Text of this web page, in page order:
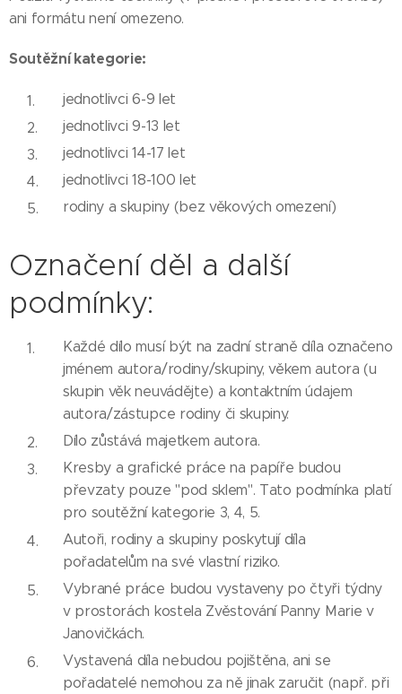
ani formátu není omezeno.
Soutěžní kategorie:
jednotlivci 6-9 let
jednotlivci 9-13 let
jednotlivci 14-17 let
jednotlivci 18-100 let
rodiny a skupiny (bez věkových omezení)
Označení děl a další
podmínky:
Každé dílo musí být na zadní straně díla označeno
jménem autora/rodiny/skupiny, věkem autora (u
skupin věk neuvádějte) a kontaktním údajem
autora/zástupce rodiny či skupiny.
Dílo zůstává majetkem autora.
Kresby a grafické práce na papíře budou
převzaty pouze "pod sklem". Tato podmínka platí
pro soutěžní kategorie 3, 4, 5.
Autoři, rodiny a skupiny poskytují díla
pořadatelům na své vlastní riziko.
Vybrané práce budou vystaveny po čtyři týdny
v prostorách kostela Zvěstování Panny Marie v
Janovičkách.
Vystavená díla nebudou pojištěna, ani se
pořadatelé nemohou za ně jinak zaručit (např. při